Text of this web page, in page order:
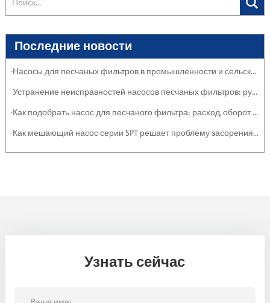
Последние новости
·Насосы для песчаных фильтров в промышленности и сельском хозяйстве: защита систем
·Устранение неисправностей насосов песчаных фильтров: руководство по обслуживанию
·Как подобрать насос для песчаного фильтра: расход, оборот и эффективность
·Как мешающий насос серии SPT решает проблему засорения тяжелыми отложениями и суспензиями
Узнать сейчас